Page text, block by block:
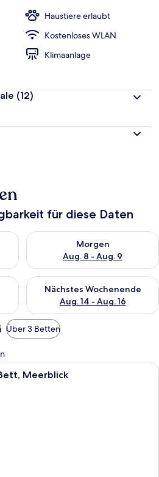
Haustiere erlaubt
Kostenloses WLAN
Klimaanlage
(12)
für diese Daten
für heute Nacht, Aug. 7 - Aug. 8.
Morgen
Aug. 8 - Aug. 9
Überprüfe die Verfügbarkeit
für dieses Wochenende, Aug. 7
Nächstes Wochenende
Aug. 14 - Aug. 16
Überprüfe die Verfügbarkeit
Über 3 Betten
Ein Balkon mit Blick auf Pool und
Meerblick